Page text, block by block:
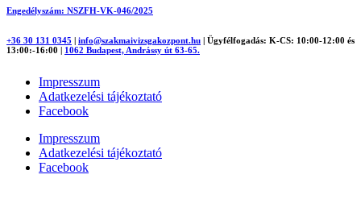
Engedélyszám: NSZFH-VK-046/2025
+36 30 131 0345 info@szakmaivizsgakozpont.hu
Ügyfélfogadás: K-CS: 10:00-12:00 és
13:00:-16:00
1062 Budapest, Andrássy út 63-65.
Impresszum
Adatkezelési tájékoztató
Facebook
Impresszum
Adatkezelési tájékoztató
Facebook